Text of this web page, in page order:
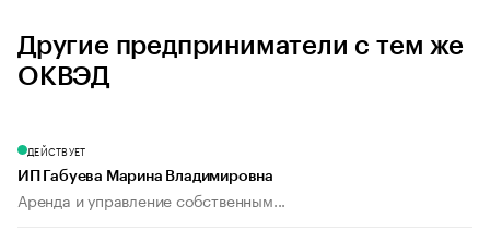
Другие предприниматели с тем же
ОКВЭД
ДЕЙСТВУЕТ
ИП Габуева Марина Владимировна
Аренда и управление собственным...